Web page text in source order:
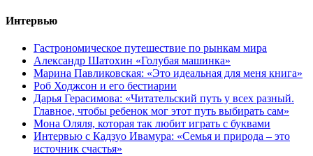
Интервью
Гастрономическое путешествие по рынкам мира
Александр Шатохин «Голубая машинка»
Марина Павликовская: «Это идеальная для меня книга»
Роб Ходжсон и его бестиарии
Дарья Герасимова: «Читательский путь у всех разный.
Главное, чтобы ребенок мог этот путь выбирать сам»
Мона Оляля, которая так любит играть с буквами
Интервью с Кадзуо Ивамура: «Семья и природа – это
источник счастья»